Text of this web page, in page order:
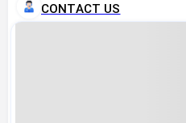
CONTACT US